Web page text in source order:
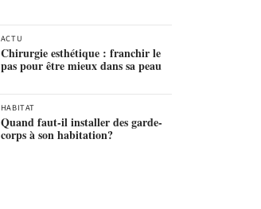
ACTU
Chirurgie esthétique : franchir le
pas pour être mieux dans sa peau
HABITAT
Quand faut-il installer des garde-
corps à son habitation?